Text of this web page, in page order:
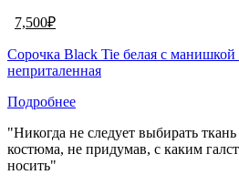
7,500₽
Сорочка Black Tie белая с
неприталенная
Подробнее
"Никогда не следует выбирать ткань
костюма, не придумав, с каким
носить"